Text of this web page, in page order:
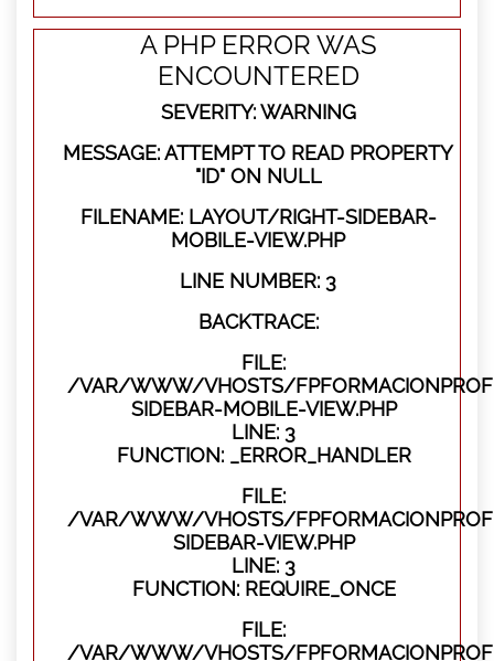
A PHP ERROR WAS
ENCOUNTERED
SEVERITY: WARNING
MESSAGE: ATTEMPT TO READ PROPERTY
"ID" ON NULL
FILENAME: LAYOUT/RIGHT-SIDEBAR-
MOBILE-VIEW.PHP
LINE NUMBER: 3
BACKTRACE:
FILE:
/VAR/WWW/VHOSTS/
SIDEBAR-MOBILE-VIEW.PHP
LINE: 3
FUNCTION: _ERROR_HANDLER
FILE:
/VAR/WWW/VHOSTS/
SIDEBAR-VIEW.PHP
LINE: 3
FUNCTION: REQUIRE_ONCE
FILE:
/VAR/WWW/VHOSTS/